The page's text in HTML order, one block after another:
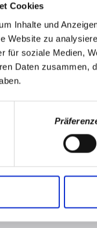
Cookies
Inhalte und
Website zu
für soziale Medien,
Daten zusammen,
Anfragen
Daten
(Einwilligung).
Ihrer